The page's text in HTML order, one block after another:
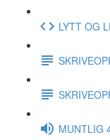
LYTT OG
MUNTLIG